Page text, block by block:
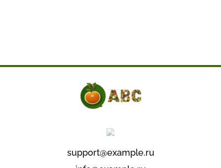
support@example.ru